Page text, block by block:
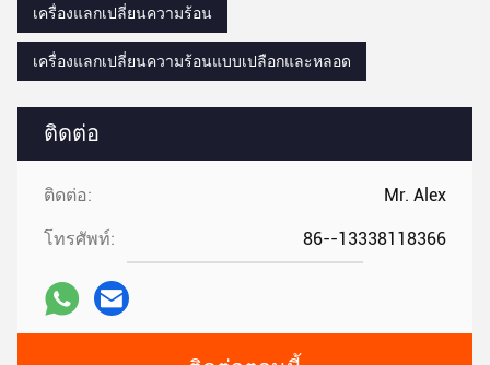
ติดต่อ
ติดต่อ: Mr. Alex
โทรศัพท์: 86--13338118366
เครื่องแลกเปลี่ยนความร้อน
เครื่องแลกเปลี่ยนความร้อนแบบเปลือกและหลอด